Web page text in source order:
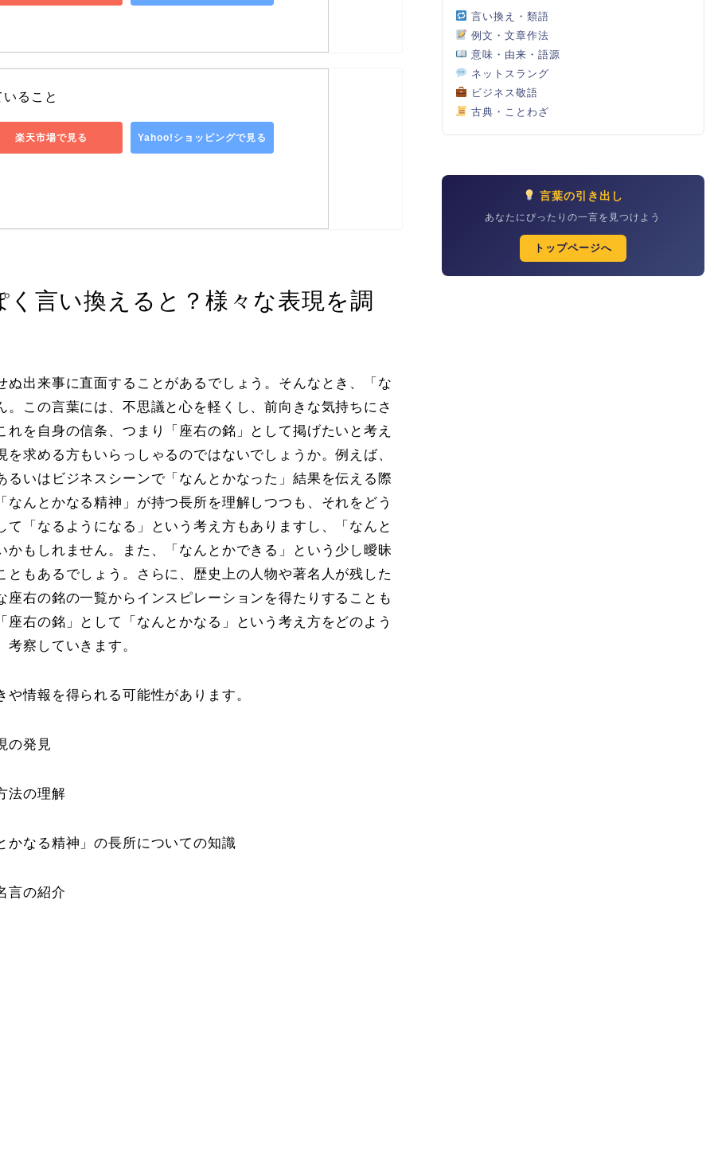
ること
楽天市場で見る Yahoo!ショッピングで見る
言い換えると？様々な表現を調
出来事に直面することがあるでしょう。そんなとき、「な
この言葉には、不思議と心を軽くし、前向きな気持ちにさ
を自身の信条、つまり「座右の銘」として掲げたいと考え
求める方もいらっしゃるのではないでしょうか。例えば、
るいはビジネスシーンで「なんとかなった」結果を伝える際
んとかなる精神」が持つ長所を理解しつつも、それをどう
「なるようになる」という考え方もありますし、「なんと
もしれません。また、「なんとかできる」という少し曖昧
もあるでしょう。さらに、歴史上の人物や著名人が残した
座右の銘の一覧からインスピレーションを得たりすることも
右の銘」として「なんとかなる」という考え方をどのよう
察していきます。
情報を得られる可能性があります。
の発見
法の理解
かなる精神」の長所についての知識
言の紹介
言い換え・類語
例文・文章作法
意味・由来・語源
ネットスラング
ビジネス敬語
古典・ことわざ
言葉の引き出し
あなたにぴったりの一言を見つけよう
トップページへ